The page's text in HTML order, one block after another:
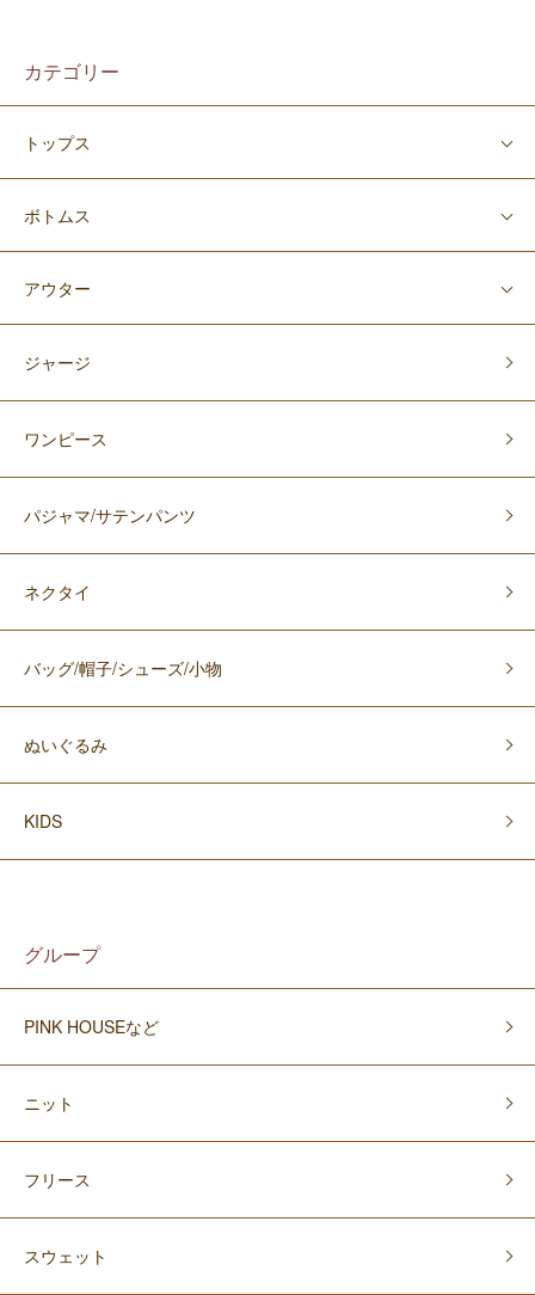
カテゴリー
トップス
ボトムス
アウター
ジャージ
ワンピース
パジャマ/サテンパンツ
ネクタイ
バッグ/帽子/シューズ/小物
ぬいぐるみ
KIDS
グループ
PINK HOUSEなど
ニット
フリース
スウェット